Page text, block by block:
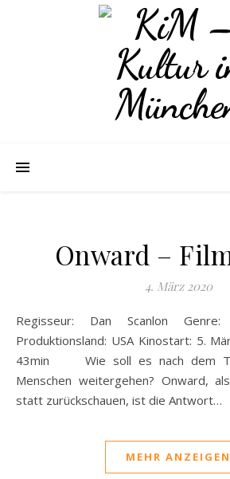
Onward –
4. März 2020
Regisseur: Dan Scanlon Genre: Animation/KiJu-Film
Produktionsland: USA Kinostart: 5.
43min Wie soll es nach dem
Menschen weitergehen? Onward,
statt zurückschauen, ist die Antwort…
MEHR ANZEIGEN